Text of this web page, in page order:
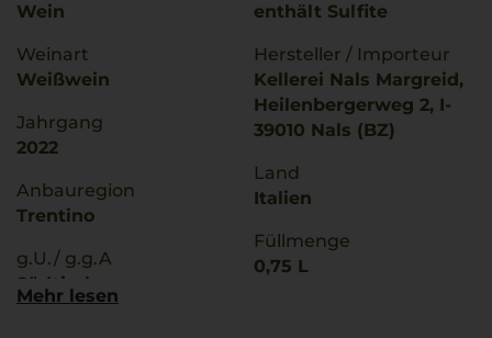
Wein
Weinart
Weißwein
Jahrgang
2022
Anbauregion
Trentino
g.U./ g.g.A
Südtirol
enthält Sulfite
Hersteller / Importeur
Kellerei Nals Margreid,
Heilenbergerweg 2, I-
39010 Nals (BZ)
Land
Italien
Füllmenge
0,75 L
Mehr lesen